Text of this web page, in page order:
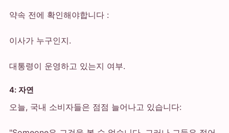
약속 전에 확인해야합니다 :
이사가 누구인지.
대통령이 운영하고 있는지 여부.
4: 자연
오늘, 국내 소비자들은 점점 늘어나고 있습니다: